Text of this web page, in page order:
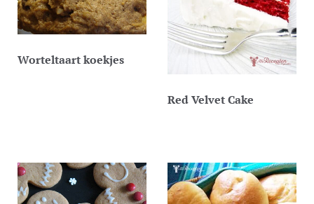
Worteltaart koekjes
Red Velvet Cake